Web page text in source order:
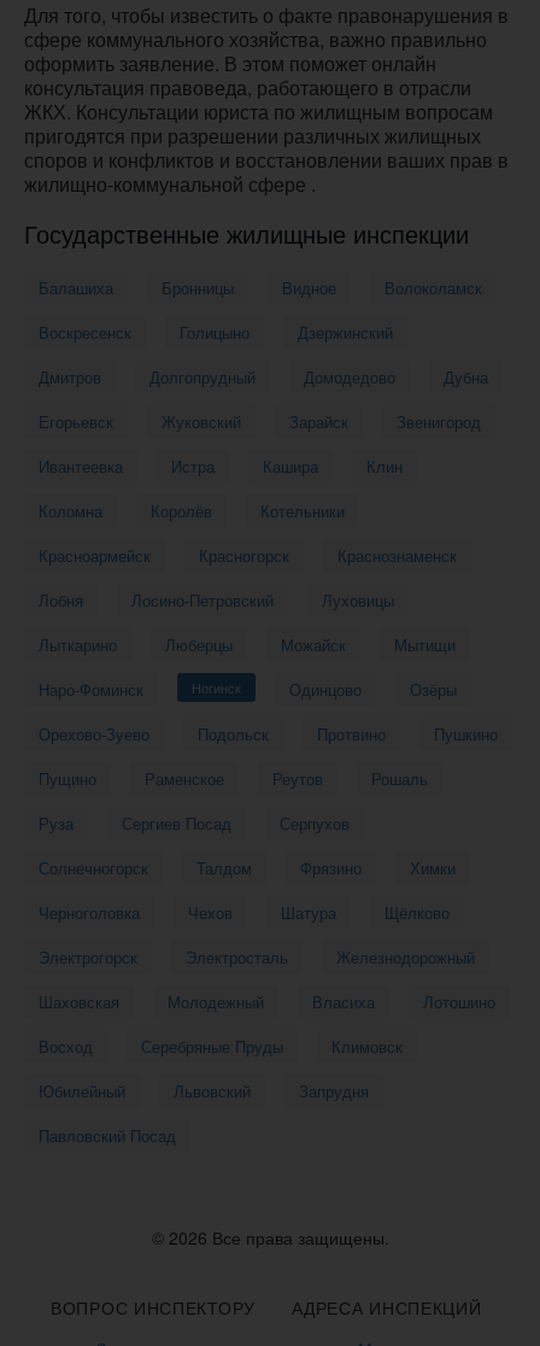
Для того, чтобы известить о факте правонарушения в
сфере коммунального хозяйства, важно правильно
оформить заявление. В этом поможет онлайн
консультация правоведа, работающего в отрасли
ЖКХ. Консультации юриста по жилищным вопросам
пригодятся при разрешении различных жилищных
споров и конфликтов и восстановлении ваших прав в
жилищно-коммунальной сфере .
Государственные жилищные инспекции
Балашиха Бронницы Видное
Волоколамск
Воскресенск
Голицыно
Дзержинский
Дмитров
Долгопрудный Домодедово
Дубна
Егорьевск
Жуковский Зарайск
Звенигород
Ивантеевка
Истра Кашира
Клин
Коломна
Королёв
Котельники
Красноармейск
Красногорск
Краснознаменск
Лобня
Лосино-Петровский
Луховицы
Лыткарино
Люберцы Можайск
Мытищи
Наро-Фоминск
Ногинск Одинцово
Озёры
Орехово-Зуево
Подольск Протвино
Пушкино
Пущино
Раменское Реутов
Рошаль
Руза
Сергиев Посад
Серпухов
Солнечногорск
Талдом Фрязино
Химки
Черноголовка
Чехов Шатура
Щёлково
Электрогорск
Электросталь
Железнодорожный
Шаховская
Молодежный Власиха
Лотошино
Восход
Серебряные Пруды
Климовск
Юбилейный
Львовский
Запрудня
Павловский Посад
© 2026 Все права защищены.
ВОПРОС ИНСПЕКТОРУ
АДРЕСА ИНСПЕКЦИЙ